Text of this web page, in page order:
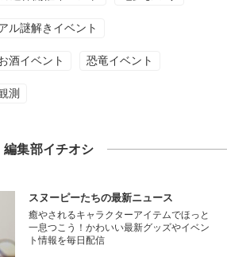
ル謎解きイベント
酒イベント 恐竜イベント
測
編集部イチオシ
スヌーピーたちの最新ニュース
癒やされるキャラクターアイテムでほっと
一息つこう！かわいい最新グッズやイベン
ト情報を毎日配信